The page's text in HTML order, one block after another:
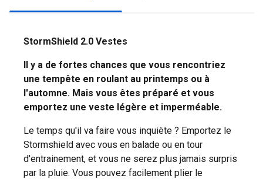
StormShield 2.0 Vestes
Il y a de fortes chances que vous rencontriez
une tempête en roulant au printemps ou à
l'automne. Mais vous êtes préparé et vous
emportez une veste légère et imperméable.
Le temps qu'il va faire vous inquiète ? Emportez le
Stormshield avec vous en balade ou en tour
d'entrainement, et vous ne serez plus jamais surpris
par la pluie. Vous pouvez facilement plier le